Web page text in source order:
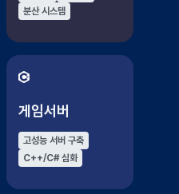
분산 시스템
게임서버
고성능 서버 구축
C++/C# 심화